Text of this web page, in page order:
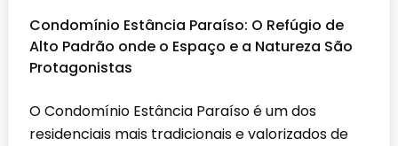
Condomínio Estância Paraíso: O Refúgio de
Alto Padrão onde o Espaço e a Natureza São
Protagonistas
O Condomínio Estância Paraíso é um dos
residenciais mais tradicionais e valorizados de